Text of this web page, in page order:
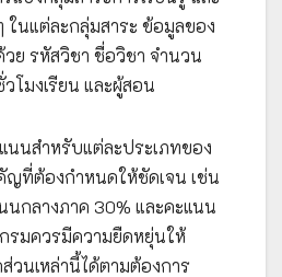
ในแต่ละกลุ่มสาระ ข้อมูลของ
ย รหัสวิชา ชื่อวิชา จำนวน
โมงเรียน และผู้สอน
นสำหรับแต่ละประเภทของ
ญที่ต้องกำหนดให้ชัดเจน เช่น
นกลางภาค 30% และคะแนน
รมควรมีความยืดหยุ่นให้
วนเหล่านี้ได้ตามต้องการ